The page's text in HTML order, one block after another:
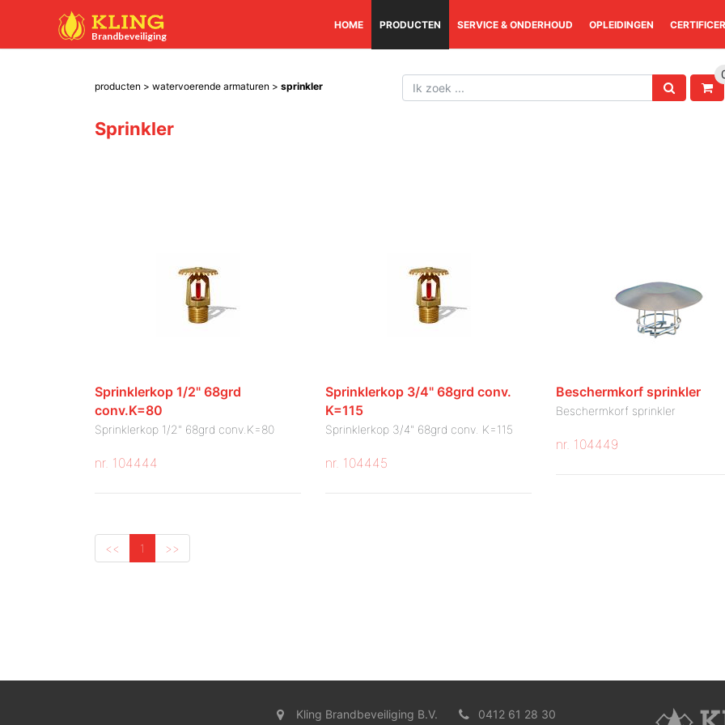
Brandbeveiliging
HOME PRODUCTEN SERVICE & ONDERHOUD OPLEIDINGEN
producten > watervoerende armaturen > sprinkler
Sprinkler
Sprinklerkop 1/2" 68grd
conv.K=80
Sprinklerkop 1/2" 68grd conv.K=80
nr. 104444
Sprinklerkop 3/4" 68grd conv.
K=115
Sprinklerkop 3/4" 68grd conv. K=115
nr. 104445
Beschermkorf sprinkler
Beschermkorf sprinkler
nr. 104449
<< 1 >>
Kling Brandbeveiliging B.V. 0412 61 28 30